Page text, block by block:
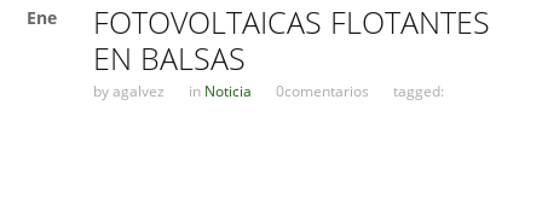
Ene
FOTOVOLTAICAS FLOTANTES
EN BALSAS
byagalvez in Noticia 0comentarios tagged: